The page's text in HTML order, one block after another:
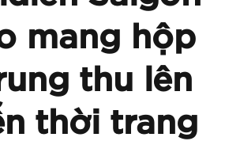
mang hộp
thu lên
thời trang